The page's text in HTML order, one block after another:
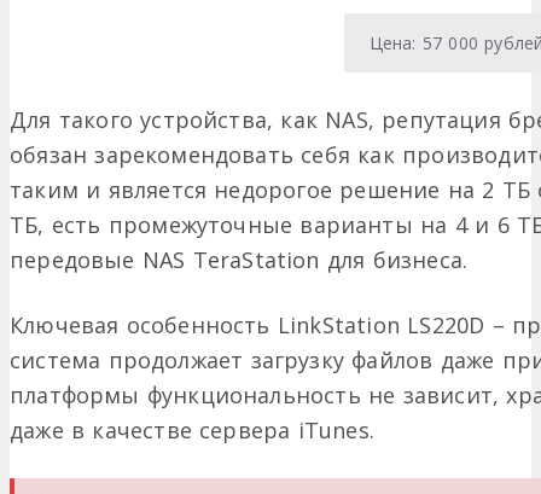
Цена: 57 000
Для такого устройства, как NAS, репутация
обязан зарекомендовать себя как
таким и является недорогое решение на 2
ТБ, есть промежуточные варианты на 4 и 6
передовые NAS TeraStation для бизнеса.
Ключевая особенность LinkStation LS220D –
система продолжает загрузку файлов даже
платформы функциональность не зависит,
даже в качестве сервера iTunes.